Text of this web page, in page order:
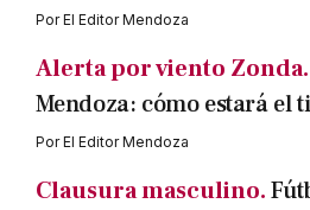
PorEl Editor Mendoza
Alerta por viento Zonda.
Mendoza: cómo estará el
PorEl Editor Mendoza
Clausura masculino.